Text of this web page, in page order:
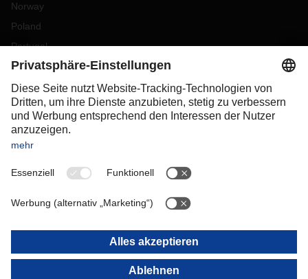
Norway
Poland
Portugal
Romania
Slovakia
Spain
Sweden
Switzerland
OCEANIA